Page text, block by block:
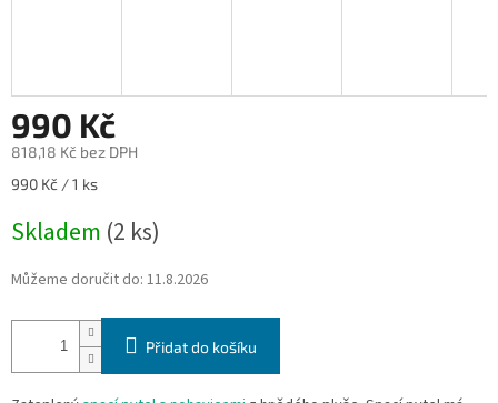
990 Kč
818,18 Kč bez DPH
Měrná
990 Kč / 1 ks
Skladem (2 ks)
Můžeme doručit do: 11.8.2026
Přidat do košíku